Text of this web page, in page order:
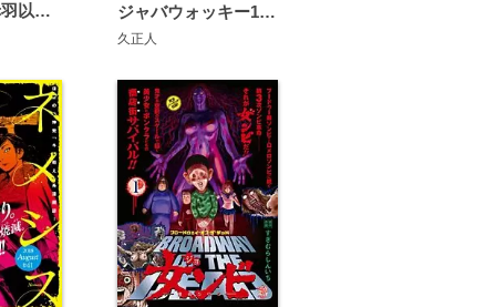
東京都北区赤羽以外の話 ジャバウォッキー1914
久正人